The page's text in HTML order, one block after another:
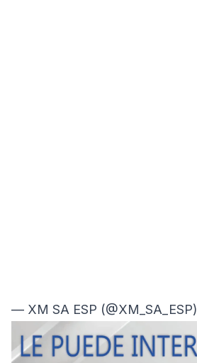
— XM SA ESP (@XM_SA_ESP)